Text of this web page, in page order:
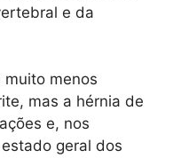
e da
muito menos
mas a hérnia de
e, nos
geral dos